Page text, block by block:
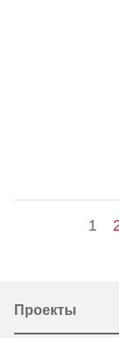
1
Проекты